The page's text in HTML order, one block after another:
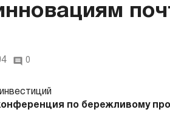
0
по бережливому